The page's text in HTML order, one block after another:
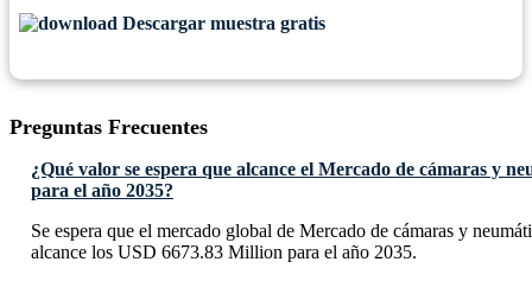
Descargar muestra gratis
Preguntas Frecuentes
¿Qué valor se espera que alcance el Mercado de cámaras y
para el año 2035?
Se espera que el mercado global de Mercado de cámaras y
alcance los USD 6673.83 Million para el año 2035.